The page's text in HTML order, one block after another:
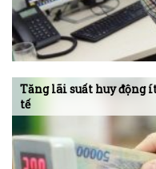
Tăng lãi suất huy động
tế